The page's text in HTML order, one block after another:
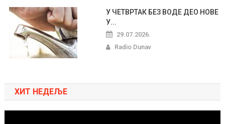
У ЧЕТВРТАК БЕЗ ВОДЕ ДЕО НОВЕ
У...
29.07.2026.
Radio Dunav
ХИТ НЕДЕЉЕ